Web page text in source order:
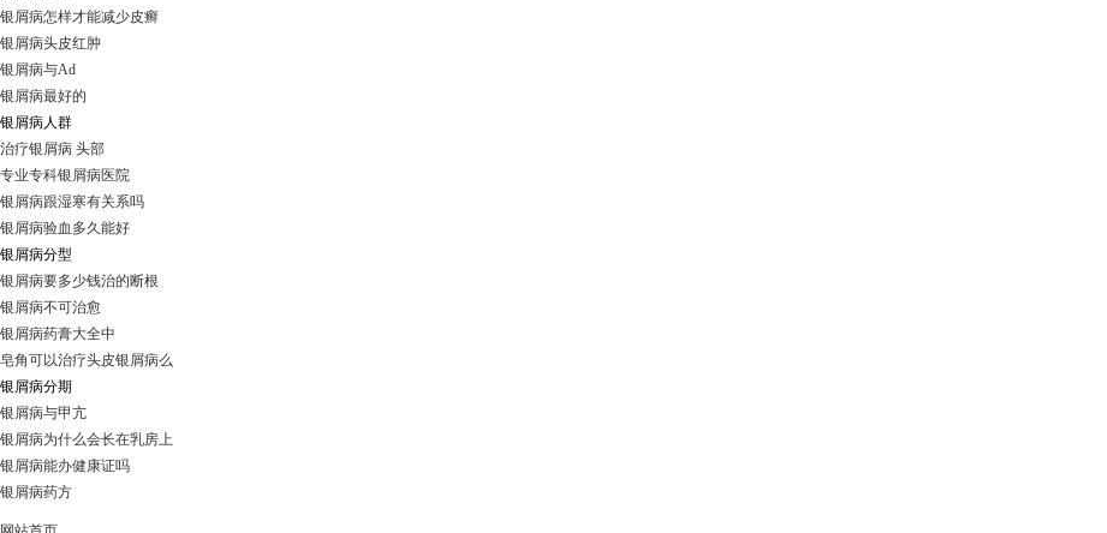
银屑病怎样才能减少皮癣
银屑病头皮红肿
银屑病与Ad
银屑病最好的
银屑病人群
治疗银屑病 头部
专业专科银屑病医院
银屑病跟湿寒有关系吗
银屑病验血多久能好
银屑病分型
银屑病要多少钱治的断根
银屑病不可治愈
银屑病药膏大全中
皂角可以治疗头皮银屑病么
银屑病分期
银屑病与甲亢
银屑病为什么会长在乳房上
银屑病能办健康证吗
银屑病药方